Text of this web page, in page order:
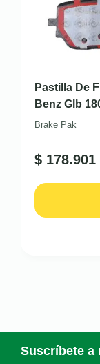
Pastilla De
Benz Glb
Brake Pak
$ 178.901
Suscríbete a